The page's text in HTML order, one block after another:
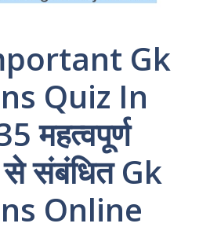
Gk
Quiz In
महत्वपूर्ण
से संबंधित Gk
Online